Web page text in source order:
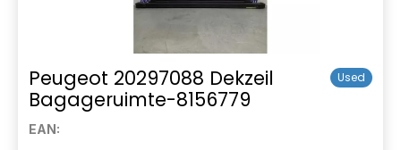
Peugeot 20297088 Dekzeil
Bagageruimte-8156779
Used
EAN: